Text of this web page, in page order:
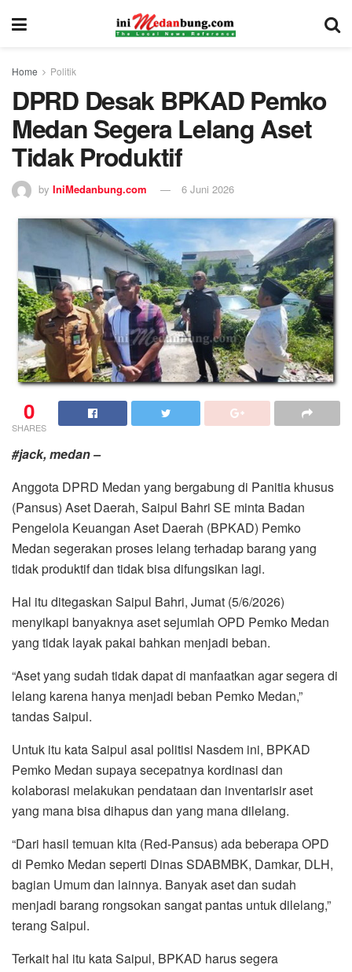
Home Politik
DPRD Desak BPKAD Pemko
Medan Segera Lelang Aset
Tidak Produktif
by IniMedanbung.com 6 Juni 2026
0
SHARES
#jack, medan –
Anggota DPRD Medan yang bergabung di Panitia khusus
(Pansus) Aset Daerah, Saipul Bahri SE minta Badan
Pengelola Keuangan Aset Daerah (BPKAD) Pemko
Medan segerakan proses lelang terhadap barang yang
tidak produktif dan tidak bisa difungsikan lagi.
Hal itu ditegaskan Saipul Bahri, Jumat (5/6/2026)
menyikapi banyaknya aset sejumlah OPD Pemko Medan
yang tidak layak pakai bahkan menjadi beban.
“Aset yang sudah tidak dapat di manfaatkan agar segera di
lelang karena hanya menjadi beban Pemko Medan,”
tandas Saipul.
Untuk itu kata Saipul asal politisi Nasdem ini, BPKAD
Pemko Medan supaya secepatnya kordinasi dan
kolaborasi melakukan pendataan dan inventarisir aset
yang mana bisa dihapus dan yang mana dilelang.
“Dari hasil temuan kita (Red-Pansus) ada beberapa OPD
di Pemko Medan seperti Dinas SDABMBK, Damkar, DLH,
bagian Umum dan lainnya. Banyak aset dan sudah
menjadi barang rongsokan sangat pantas untuk dilelang,”
terang Saipul.
Terkait hal itu kata Saipul, BPKAD harus segera